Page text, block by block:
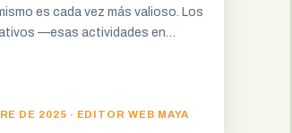
es cada vez más valioso. Los
—esas actividades en…
DE 2025 · EDITOR WEB MAYA